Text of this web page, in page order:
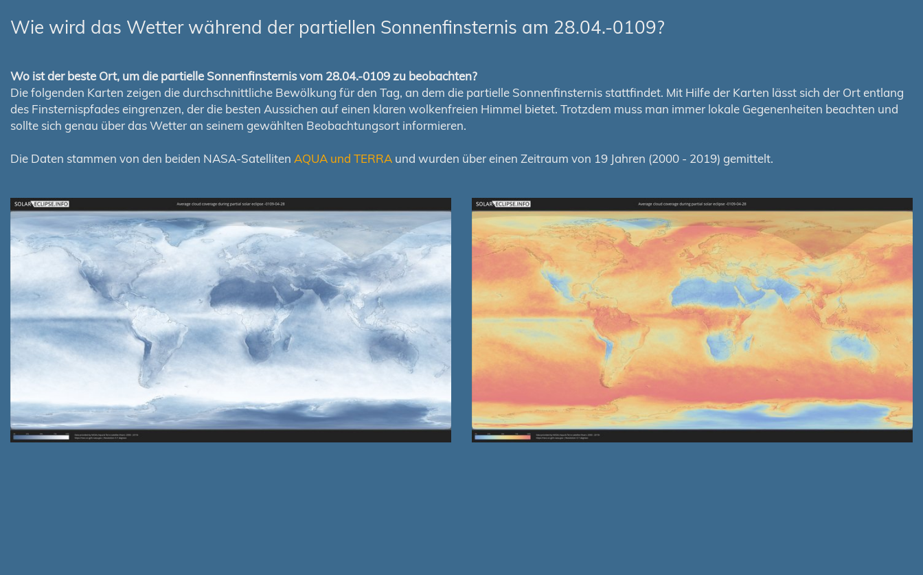
Wie wird das Wetter während der partiellen Sonnenfinsternis am 28.04.-0109?
Wo ist der beste Ort, um die partielle Sonnenfinsternis vom 28.04.-0109 zu beobachten?
Die folgenden Karten zeigen die durchschnittliche Bewölkung für den Tag, an dem die partielle Sonnenfinsternis stattfindet. Mit Hilfe der Karten lässt sich der Ort entlang
des Finsternispfades eingrenzen, der die besten Aussichen auf einen klaren wolkenfreien Himmel bietet. Trotzdem muss man immer lokale Gegenenheiten beachten und
sollte sich genau über das Wetter an seinem gewählten Beobachtungsort informieren.
Die Daten stammen von den beiden NASA-Satelliten AQUA und TERRA und wurden über einen Zeitraum von 19 Jahren (2000 - 2019) gemittelt.